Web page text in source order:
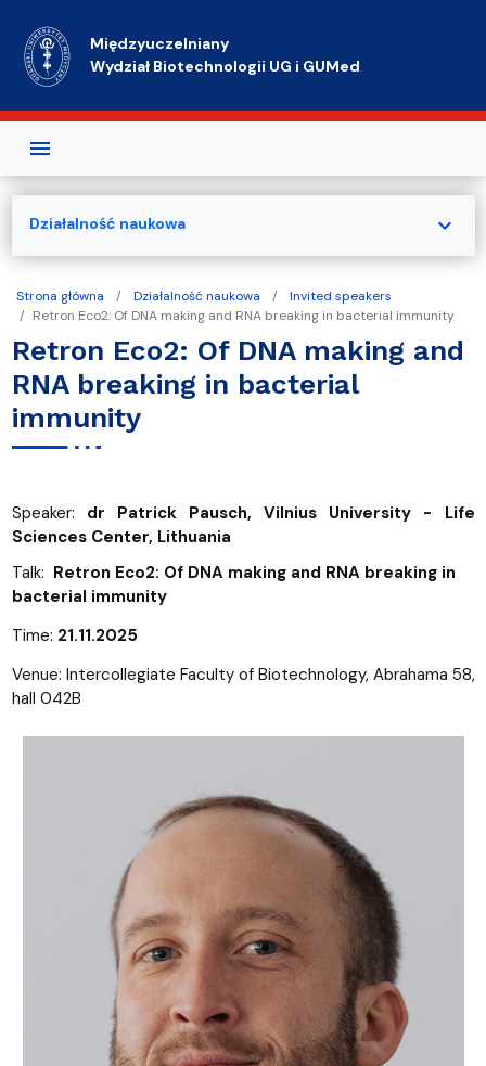
Międzyuczelniany
Wydział Biotechnologii UG i GUMed
Strona główna Działalność naukowa
Invited speakers
Retron Eco2: Of DNA making and RNA breaking in bacterial immunity
Retron Eco2: Of DNA making and
RNA breaking in bacterial
immunity
Speaker: dr Patrick Pausch, Vilnius University - Life
Sciences Center, Lithuania
Talk: Retron Eco2: Of DNA making and RNA breaking in
bacterial immunity
Time: 21.11.2025
Venue: Intercollegiate Faculty of Biotechnology, Abrahama 58,
hall 042B
Działalność naukowa expand_more